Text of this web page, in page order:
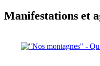
Manifestations et